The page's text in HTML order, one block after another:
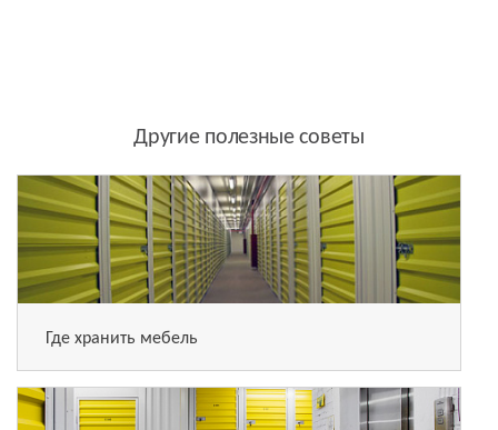
Другие полезные советы
Где хранить мебель